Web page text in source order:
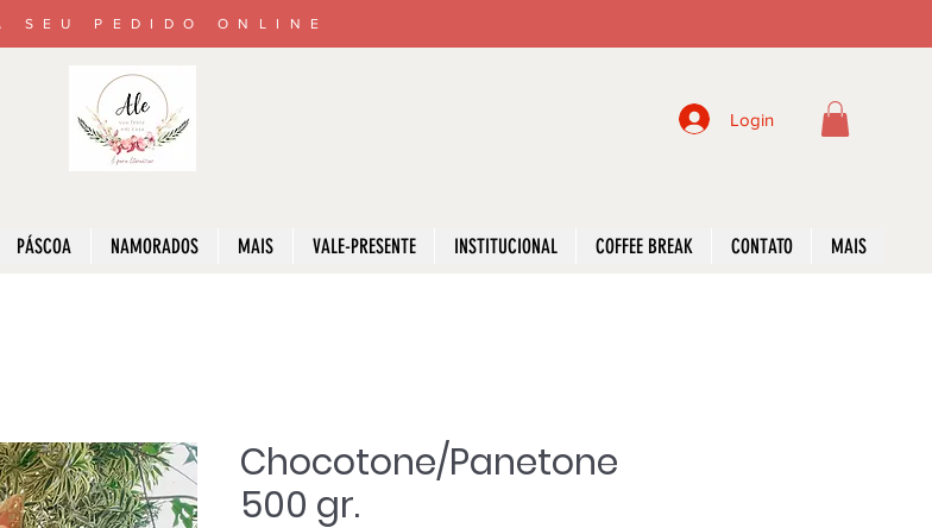
SEU PEDIDO ONLINE
Login
PÁSCOA NAMORADOS MAIS VALE-PRESENTE INSTITUCIONAL COFFEE BREAK CONTATO MAIS
Chocotone/Panetone
500 gr.